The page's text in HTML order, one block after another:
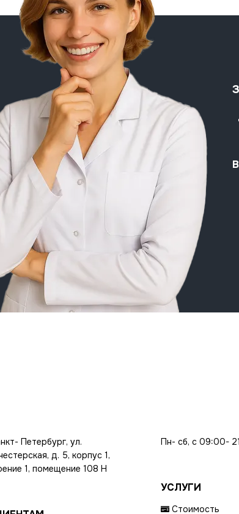
Петербург, ул.
д. 5, корпус 1,
1, помещение 108 Н
Пн- сб, с 09:00-
УСЛУГИ
Стоимость